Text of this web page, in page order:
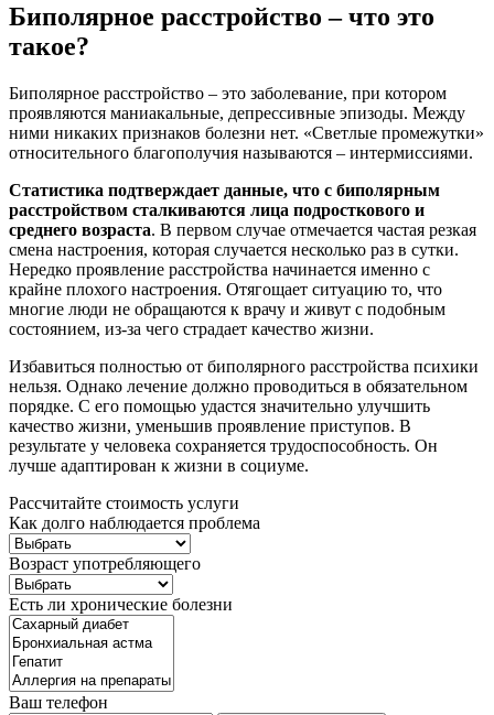
Биполярное расстройство – что это
такое?
Биполярное расстройство – это заболевание, при котором
проявляются маниакальные, депрессивные эпизоды. Между
ними никаких признаков болезни нет. «Светлые промежутки»
относительного благополучия называются – интермиссиями.
Статистика подтверждает данные, что с биполярным
расстройством сталкиваются лица подросткового и
среднего возраста. В первом случае отмечается частая резкая
смена настроения, которая случается несколько раз в сутки.
Нередко проявление расстройства начинается именно с
крайне плохого настроения. Отягощает ситуацию то, что
многие люди не обращаются к врачу и живут с подобным
состоянием, из-за чего страдает качество жизни.
Избавиться полностью от биполярного расстройства психики
нельзя. Однако лечение должно проводиться в обязательном
порядке. С его помощью удастся значительно улучшить
качество жизни, уменьшив проявление приступов. В
результате у человека сохраняется трудоспособность. Он
лучше адаптирован к жизни в социуме.
Рассчитайте стоимость услуги
Как долго наблюдается проблема
Возраст употребляющего
Есть ли хронические болезни
Ваш телефон